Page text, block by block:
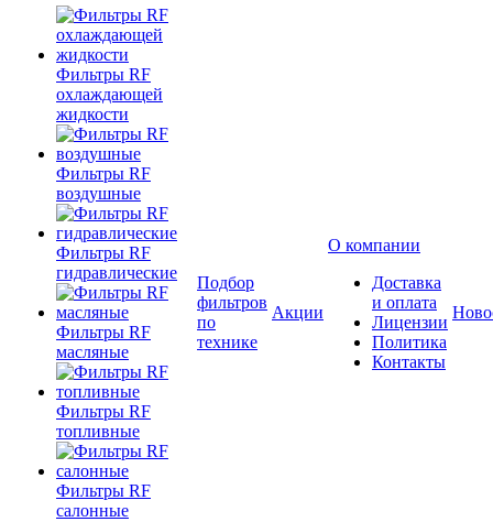
Фильтры RF
охлаждающей
жидкости
Фильтры RF
воздушные
Фильтры RF
гидравлические
Фильтры RF
масляные
Фильтры RF
топливные
Фильтры RF
салонные
Подбор
фильтров
по
технике
Акции
О компании
Доставка
и оплата
Лицензии
Политика
Контакты